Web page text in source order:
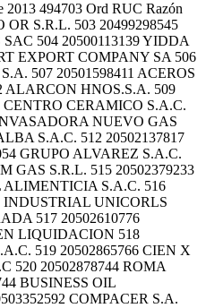
2013 494703 Ord RUC Razón
OR S.R.L. 503 20499298545
504 20500113139 YIDDA
EXPORT COMPANY SA 506
507 20501598411 ACEROS
ALARCON HNOS.S.A. 509
CENTRO CERAMICO S.A.C.
NUEVO GAS
S.A.C. 512 20502137817
GRUPO ALVAREZ S.A.C.
GAS S.R.L. 515 20502379233
S.A.C. 516
INDUSTRIAL UNICORLS
517 20502610776
LIQUIDACION 518
519 20502865766 CIEN X
520 20502878744 ROMA
BUSINESS OIL
COMPACER S.A.